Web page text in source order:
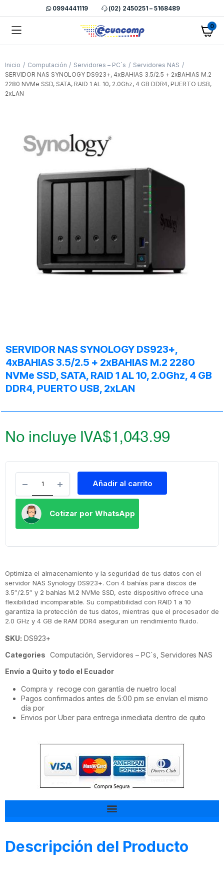
0994441119 (02) 2450251 – 5168489
0
Inicio Computación Servidores – PC´s
Servidores NAS
SERVIDOR NAS SYNOLOGY DS923+, 4xBAHIAS 3.5/2.5 + 2xBAHIAS M.2
2280 NVMe SSD, SATA, RAID 1 AL 10, 2.0Ghz, 4 GB DDR4, PUERTO USB,
2xLAN
SERVIDOR NAS SYNOLOGY DS923+,
4xBAHIAS 3.5/2.5 + 2xBAHIAS M.2 2280
NVMe SSD, SATA, RAID 1 AL 10, 2.0Ghz, 4 GB
DDR4, PUERTO USB, 2xLAN
$1,043.99
No incluye IVA
Añadir al carrito
Cotizar por WhatsApp
Optimiza el almacenamiento y la seguridad de tus datos con el
servidor NAS Synology DS923+. Con 4 bahías para discos de
3.5″/2.5″ y 2 bahías M.2 NVMe SSD, este dispositivo ofrece una
flexibilidad incomparable. Su compatibilidad con RAID 1 a 10
garantiza la protección de tus datos, mientras que el procesador de
2.0 GHz y 4 GB de RAM DDR4 aseguran un rendimiento fluido.
SKU: DS923+
Categories Computación ,Servidores – PC´s Servidores NAS
Envío a Quito y todo el Ecuador
Compra y recoge con garantía de nuetro local
Pagos confirmados antes de 5:00 pm se envían el mismo
día por
Envios por Uber para entrega inmediata dentro de quito
Descripción del Producto